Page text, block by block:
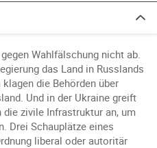
Wahlfälschung nicht ab.
das Land in Russlands
die Behörden über
Und in der Ukraine greift
zivile Infrastruktur an, um
Drei Schauplätze eines
liberal oder autoritär